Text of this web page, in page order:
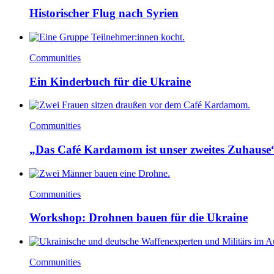
Historischer Flug nach Syrien
Communities
Ein Kinderbuch für die Ukraine
Communities
„Das Café Kardamom ist unser zweites
Communities
Workshop: Drohnen bauen für die Ukraine
Communities